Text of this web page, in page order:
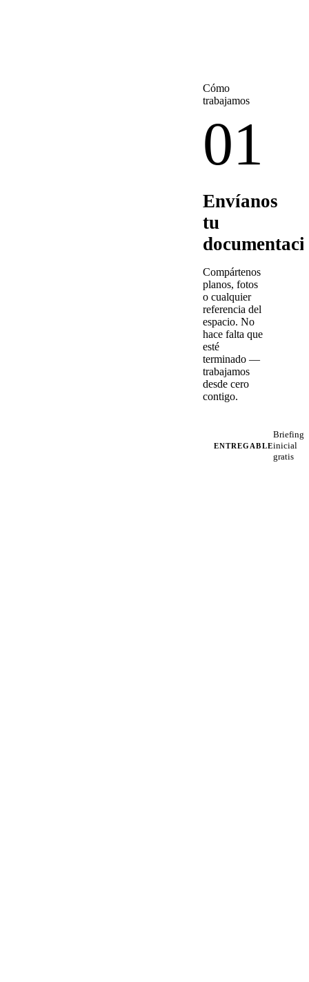
Cómo
trabajamos
01
Envíanos
tu
Compártenos
planos, fotos
o cualquier
referencia del
espacio. No
hace falta que
esté
terminado —
trabajamos
desde cero
contigo.
ENTREGABLE
Briefing
inicial
gratis